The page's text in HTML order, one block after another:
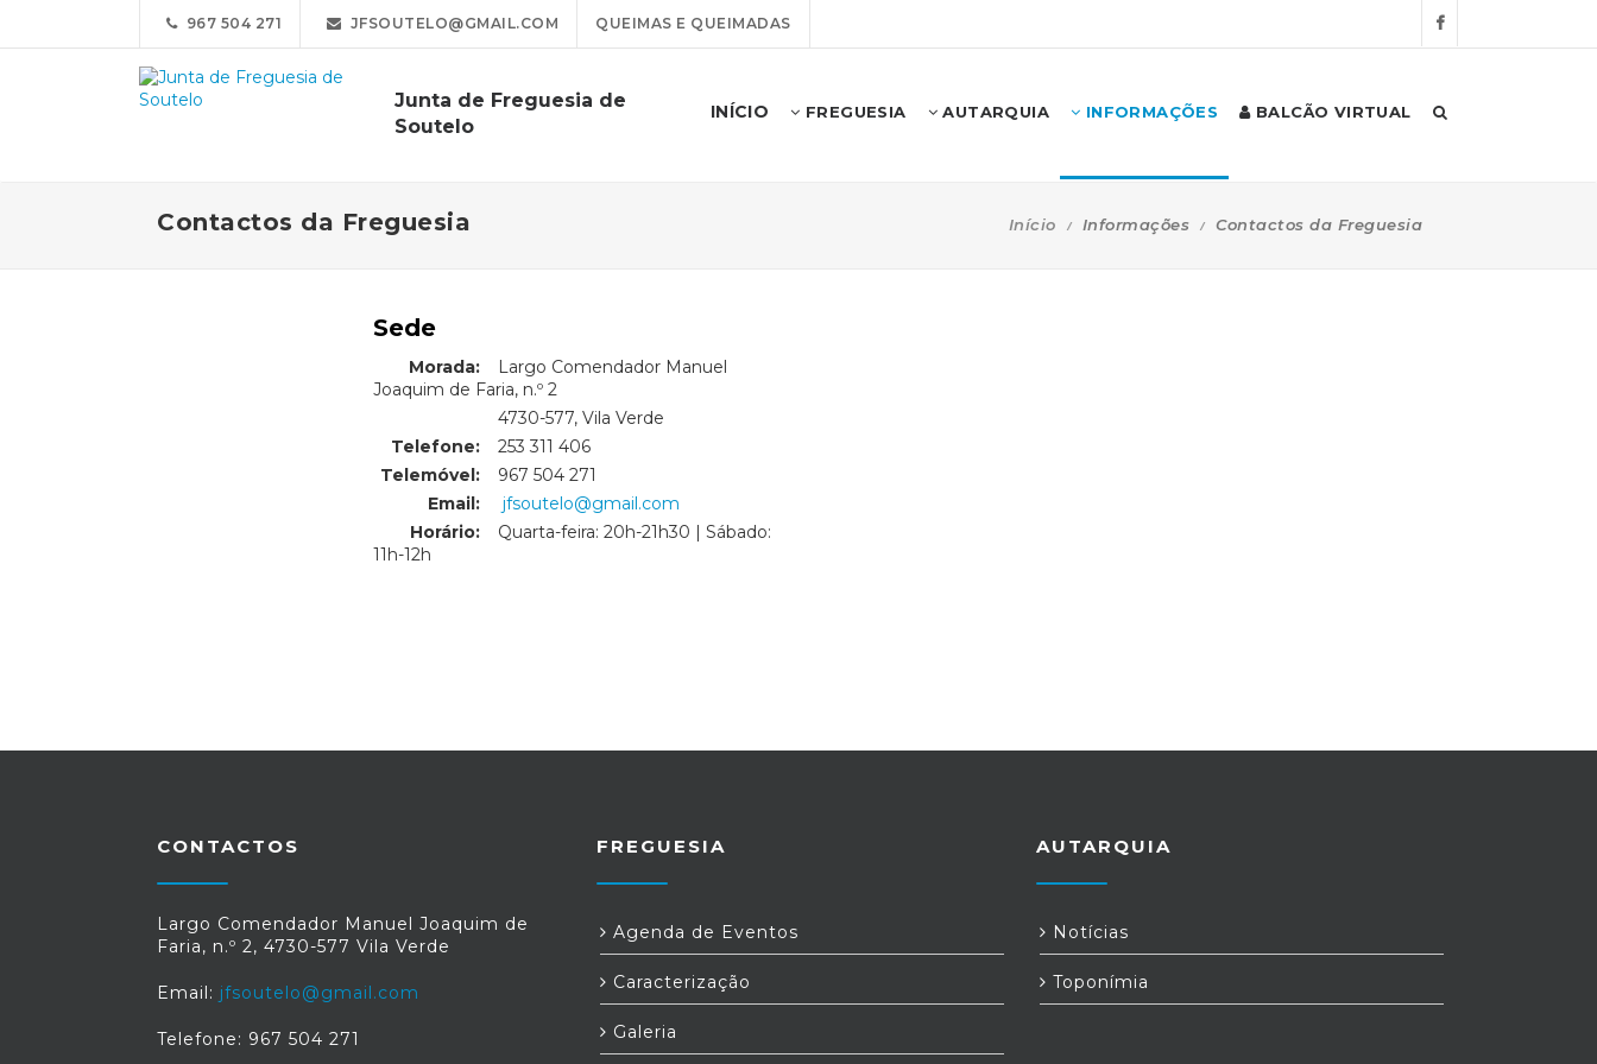
967 504 271 JFSOUTELO@GMAIL.COM QUEIMAS E QUEIMADAS
Junta de Freguesia de
Soutelo
INÍCIO FREGUESIA AUTARQUIA INFORMAÇÕES BALCÃO VIRTUAL
Contactos da Freguesia Início Informações Contactos da Freguesia
Sede
Morada:
Largo Comendador Manuel
Joaquim de Faria, n.º 2
4730-577, Vila Verde
Telefone:
253 311 406
Telemóvel:
967 504 271
Email:
jfsoutelo@gmail.com
Horário:
Quarta-feira: 20h-21h30 | Sábado:
11h-12h
CONTACTOS
Largo Comendador Manuel Joaquim de
Faria, n.º 2, 4730-577 Vila Verde
Email: jfsoutelo@gmail.com
Telefone: 967 504 271
FREGUESIA
Agenda de Eventos
Caracterização
Galeria
AUTARQUIA
Notícias
Toponímia